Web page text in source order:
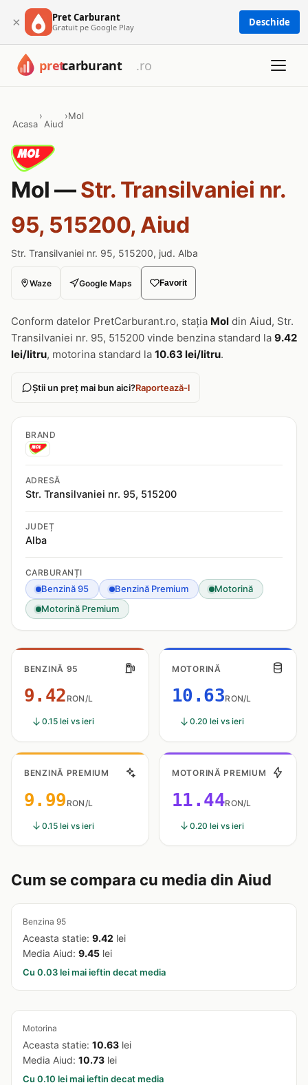
× Pret Carburant
Gratuit pe Google Play Deschide
Acasa
›
Aiud
›Mol
Mol —Str. Transilvaniei nr.
95, 515200, Aiud
Str. Transilvaniei nr. 95, 515200, jud. Alba
Waze Google Maps Favorit
Conform datelor PretCarburant.ro, stația Mol din Aiud, Str.
Transilvaniei nr. 95, 515200 vinde benzina standard la 9.42
lei/litru, motorina standard la 10.63 lei/litru.
Știi un preț mai bun aici?Raportează-l
BRAND
ADRESĂ
Str. Transilvaniei nr. 95, 515200
JUDEȚ
Alba
CARBURANȚI
Benzină 95 Benzină Premium
Motorină
Motorină Premium
BENZINĂ 95
9.42 RON/L
0.15 lei vs ieri
MOTORINĂ
10.63RON/L
0.20 lei vs ieri
BENZINĂ PREMIUM
9.99 RON/L
0.15 lei vs ieri
MOTORINĂ PREMIUM
11.44RON/L
0.20 lei vs ieri
Cum se compara cu media din Aiud
Benzina 95
Aceasta statie: 9.42 lei
Media Aiud: 9.45 lei
Cu 0.03 lei mai ieftin decat media
Motorina
Aceasta statie: 10.63 lei
Media Aiud: 10.73 lei
Cu 0.10 lei mai ieftin decat media